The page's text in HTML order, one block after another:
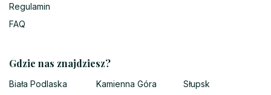
Regulamin
FAQ
Gdzie nas znajdziesz?
Biała Podlaska
Kamienna Góra
Słupsk